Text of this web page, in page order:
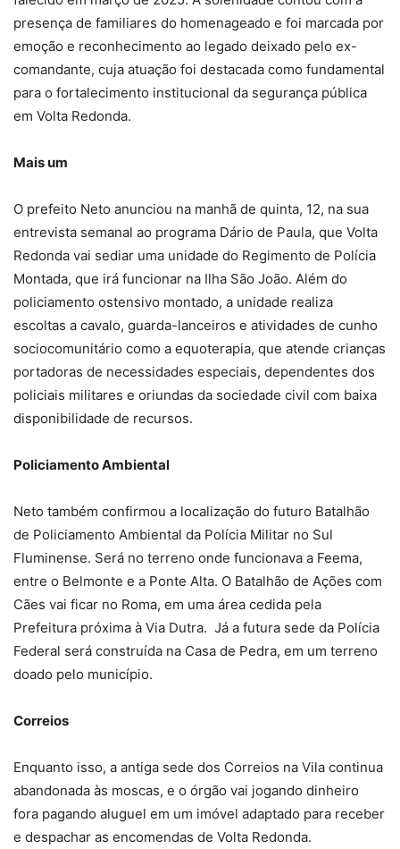
presença de familiares do homenageado e foi marcada por
emoção e reconhecimento ao legado deixado pelo ex-
comandante, cuja atuação foi destacada como fundamental
para o fortalecimento institucional da segurança pública
em Volta Redonda.
Mais um
O prefeito Neto anunciou na manhã de quinta, 12, na sua
entrevista semanal ao programa Dário de Paula, que Volta
Redonda vai sediar uma unidade do Regimento de Polícia
Montada, que irá funcionar na Ilha São João. Além do
policiamento ostensivo montado, a unidade realiza
escoltas a cavalo, guarda-lanceiros e atividades de cunho
sociocomunitário como a equoterapia, que atende crianças
portadoras de necessidades especiais, dependentes dos
policiais militares e oriundas da sociedade civil com baixa
disponibilidade de recursos.
Policiamento Ambiental
Neto também confirmou a localização do futuro Batalhão
de Policiamento Ambiental da Polícia Militar no Sul
Fluminense. Será no terreno onde funcionava a Feema,
entre o Belmonte e a Ponte Alta. O Batalhão de Ações com
Cães vai ficar no Roma, em uma área cedida pela
Prefeitura próxima à Via Dutra. Já a futura sede da Polícia
Federal será construída na Casa de Pedra, em um terreno
doado pelo município.
Correios
Enquanto isso, a antiga sede dos Correios na Vila continua
abandonada às moscas, e o órgão vai jogando dinheiro
fora pagando aluguel em um imóvel adaptado para receber
e despachar as encomendas de Volta Redonda.